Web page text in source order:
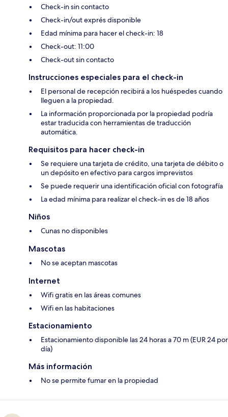
Check-in sin contacto
Check-in/out exprés disponible
Edad mínima para hacer el check-in: 18
Check-out: 11:00
Check-out sin contacto
Instrucciones especiales para el check-in
El personal de recepción recibirá a los huéspedes cuando
lleguen a la propiedad.
La información proporcionada por la propiedad podría
estar traducida con herramientas de traducción
automática.
Requisitos para hacer check-in
Se requiere una tarjeta de crédito, una tarjeta de débito o
un depósito en efectivo para cargos imprevistos
Se puede requerir una identificación oficial con fotografía
La edad mínima para realizar el check-in es de 18 años
Niños
Cunas no disponibles
Mascotas
No se aceptan mascotas
Internet
Wifi gratis en las áreas comunes
Wifi en las habitaciones
Estacionamiento
Estacionamiento disponible las 24 horas a 70 m (EUR 24 por
día)
Más información
No se permite fumar en la propiedad